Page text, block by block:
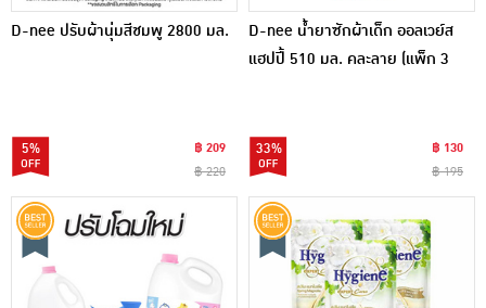
D-nee ปรับผ้านุ่มสีชมพู 2800 มล.
5%
฿ 209
฿ 220
D-nee น้ำยาซักผ้าเด็ก ออลเวย์ส
แฮปปี้ 510 มล. คละลาย (แพ็ก 3
33%
฿ 130
฿ 195